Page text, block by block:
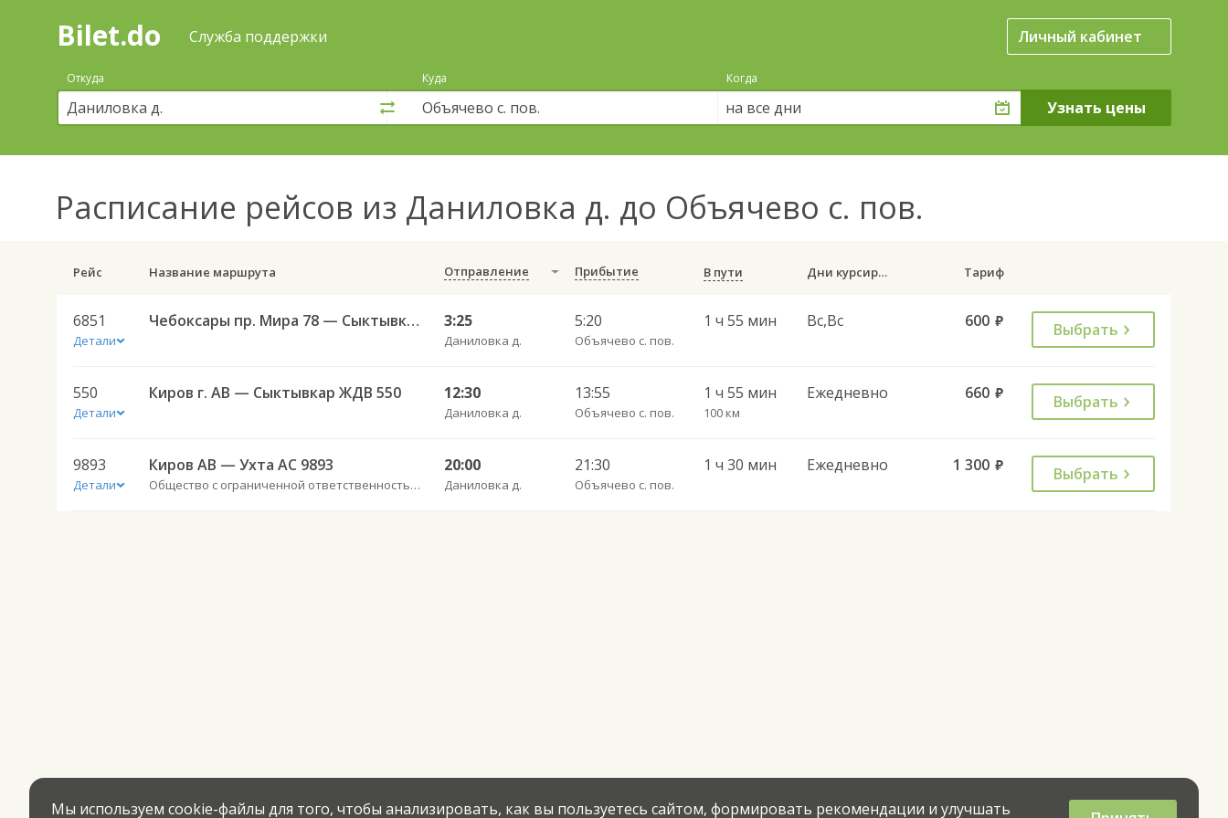
Поиск
покупка
билетов
автобус
онлайн
Bilet.do Служба поддержки Личный кабинет
Откуда Куда Когда
на все дни
Расписание рейсов из Даниловка д. до Объячево с. пов.
Рейс Название маршрута Отправление Прибытие В пути Дни курсирования Тариф
6851
Детали
Чебоксары пр. Мира 78 — Сыктывкар ЖД 6851 3:25
Даниловка д.
5:20
Объячево с. пов.
1 ч 55 мин Вс,Вс 600 руб. Выбрать
550
Детали
Киров г. АВ — Сыктывкар ЖДВ 550 12:30
Даниловка д.
13:55
Объячево с. пов.
1 ч 55 мин
100 км
Ежедневно 660 руб. Выбрать
9893
Детали
Киров АВ — Ухта АС 9893
Общество с ограниченной ответственностью «Ухтинское автотранспортное предприятие»
20:00
Даниловка д.
21:30
Объячево с. пов.
1 ч 30 мин Ежедневно 1 300 руб. Выбрать
Мы используем cookie-файлы для того, чтобы анализировать, как вы пользуетесь сайтом, формировать рекомендации и улучшать